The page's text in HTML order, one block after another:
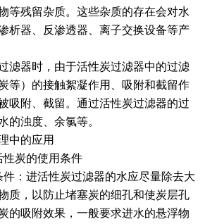
等残留杂质。这些杂质的存在会对水
析器、反渗透器、离子交换设备等产
滤器时，由于活性炭过滤器中的过滤
等）的接触絮凝作用、吸附和截留作
吸附、截留。通过活性炭过滤器的过
的浊度、余氯等。
中的应用
炭的使用条件
：进活性炭过滤器的水应尽量除去大
质，以防止堵塞炭的细孔和使炭层孔
的吸附效果，一般要求进水的悬浮物